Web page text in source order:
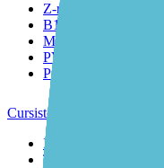
Z-route
B1-route
MAP
PVT
Praktijkleren
Cursisten
Inburgering
Taallessen